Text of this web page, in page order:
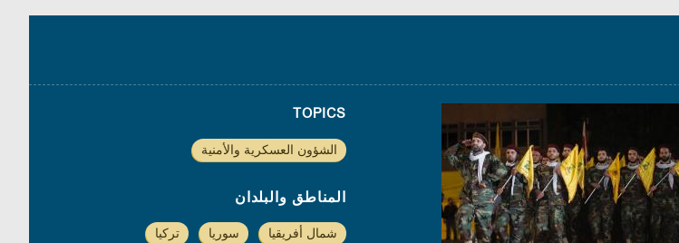
TOPICS
الشؤون العسكرية والأمنية
المناطق والبلدان
شمال أفريقيا سوريا تركيا